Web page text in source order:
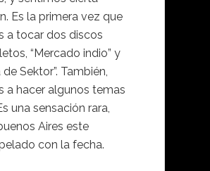
Es la primera vez que
a tocar dos discos
“Mercado indio” y
de Sektor”. También,
a hacer algunos temas
una sensación rara,
Aires este
con la fecha.